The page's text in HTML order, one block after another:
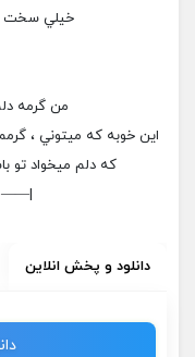
خيلي سخت
من گرمه
اين خوبه كه ميتوني ،
كه دلم ميخواد تو
دانلود و پخش انلاین